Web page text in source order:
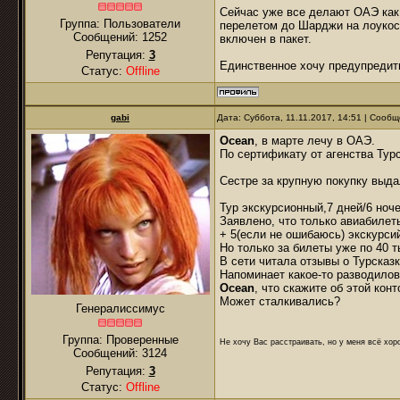
Группа: Пользователи
Сообщений: 1252
Репутация: 3
Статус: Offline
Сейчас уже все делают ОАЭ
перелетом до Шарджи на
включен в пакет.
Единственное хочу
gabi Дата: Суббота, 11.11.2017, 14:51 |
Генералиссимус
Группа: Проверенные
Сообщений: 3124
Репутация: 3
Статус: Offline
Ocean, в марте лечу в ОАЭ.
По сертификату от агенства
Сестре за крупную покупку
Тур экскурсионный,7 дней/6
Заявлено, что только
+ 5(если не ошибаюсь)
Но только за билеты уже по 40
В сети читала отзывы о
Напоминает какое-то
Ocean, что скажите об этой
Может сталкивались?
Не хочу Вас расстраивать, но у меня всё